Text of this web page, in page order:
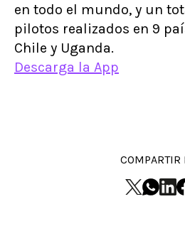
en todo el mundo, y un
pilotos realizados en 9
Chile y Uganda.
Descarga la App
COMPARTIR